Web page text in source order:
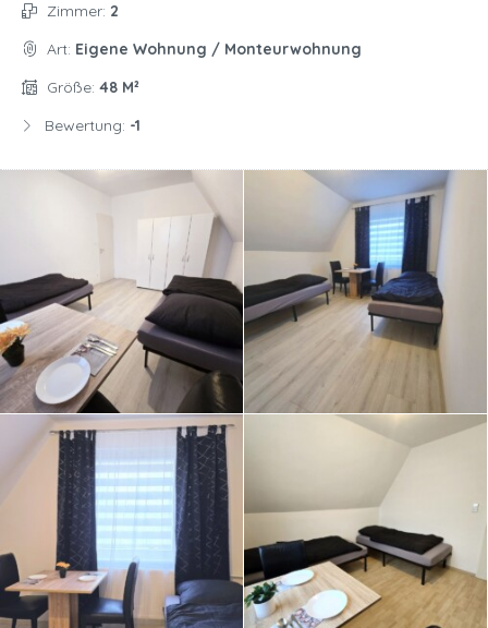
Zimmer: 2
Art: Eigene Wohnung / Monteurwohnung
Größe: 48 M²
Bewertung: -1